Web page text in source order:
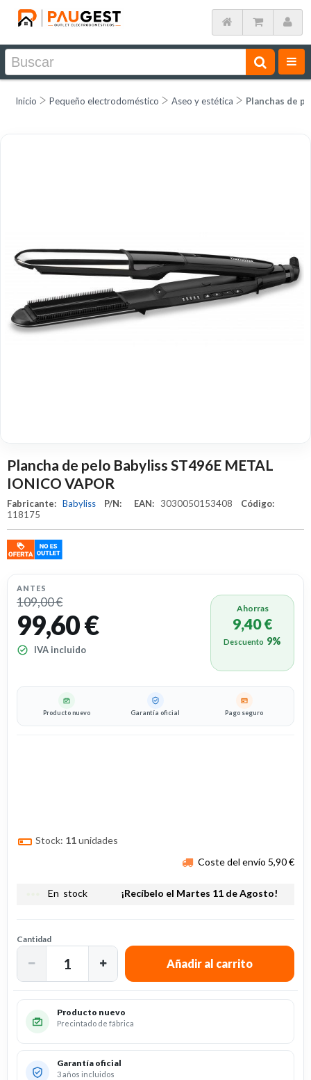
Inicio Pequeño electrodoméstico Aseo y estética Planchas de
Plancha de pelo Babyliss ST496E METAL
IONICO VAPOR
Fabricante: Babyliss P/N: EAN: 3030050153408 Código:
118175
ANTES
109,00 €
99,60 €
IVA incluido
Ahorras
9,40 €
Descuento 9%
Producto nuevo Garantía oficial Pago seguro
Stock: 11unidades
Coste del envío 5,90 €
En stock ¡Recíbelo el Martes 11 de Agosto!
Cantidad
Producto nuevo
Precintado de fábrica
Garantía oficial
3 años incluidos